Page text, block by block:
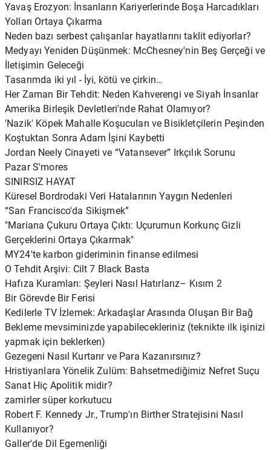
Yavaş Erozyon: İnsanların Kariyerlerinde Boşa Harcadıkları
Yolları Ortaya Çıkarma
Neden bazı serbest çalışanlar hayatlarını taklit ediyorlar?
Medyayı Yeniden Düşünmek: McChesney'nin Beş Gerçeği ve
İletişimin Geleceği
Tasarımda iki yıl - İyi, kötü ve çirkin…
Her Zaman Bir Tehdit: Neden Kahverengi ve Siyah İnsanlar
Amerika Birleşik Devletleri'nde Rahat Olamıyor?
'Nazik' Köpek Mahalle Koşucuları ve Bisikletçilerin Peşinden
Koştuktan Sonra Adam İşini Kaybetti
Jordan Neely Cinayeti ve “Vatansever” Irkçılık Sorunu
Pazar S'mores
SINIRSIZ HAYAT
Küresel Bordrodaki Veri Hatalarının Yaygın Nedenleri
“San Francisco'da Sikişmek”
"Mariana Çukuru Ortaya Çıktı: Uçurumun Korkunç Gizli
Gerçeklerini Ortaya Çıkarmak"
MY24'te karbon gideriminin finanse edilmesi
O Tehdit Arşivi: Cilt 7 Black Basta
Hafıza Kuramları: Şeyleri Nasıl Hatırlarız– Kısım 2
Bir Görevde Bir Ferisi
Kedilerle TV İzlemek: Arkadaşlar Arasında Oluşan Bir Bağ
Bekleme mevsiminizde yapabilecekleriniz (teknikte ilk işinizi
yapmak için beklerken)
Gezegeni Nasıl Kurtarır ve Para Kazanırsınız?
Hristiyanlara Yönelik Zulüm: Bahsetmediğimiz Nefret Suçu
Sanat Hiç Apolitik midir?
zamirler süper korkutucu
Robert F. Kennedy Jr., Trump'ın Birther Stratejisini Nasıl
Kullanıyor?
Galler'de Dil Egemenliği